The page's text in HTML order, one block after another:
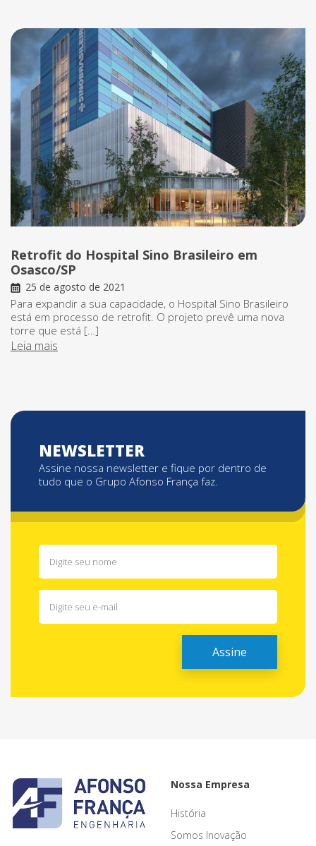
Retrofit do Hospital Sino Brasileiro em
Osasco/SP
25 de agosto de 2021
Para expandir a sua capacidade, o Hospital Sino Brasileiro
está em processo de retrofit. O projeto prevê uma nova
torre que está […]
Leia mais
NEWSLETTER
Assine nossa newsletter e fique por dentro de
tudo que o Grupo Afonso França faz.
Nossa Empresa
História
Somos Inovação